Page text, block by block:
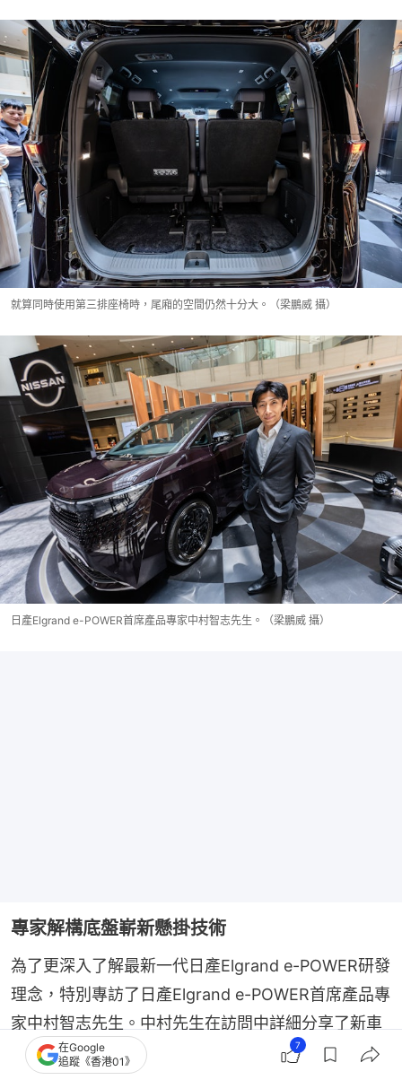
就算同時使用第三排座椅時，尾廂的空間仍然十分大。（梁鵬威 攝）
日產Elgrand e-POWER首席產品專家中村智志先生。（梁鵬威 攝）
專家解構底盤嶄新懸掛技術
為了更深入了解最新一代日產Elgrand e-POWER研發
理念，特別專訪了日產Elgrand e-POWER首席產品專
家中村智志先生。中村先生在訪問中詳細分享了新車
在工程技術與設計哲學上的突破。中村先生指出，全
在Google
追蹤《香港01》
7